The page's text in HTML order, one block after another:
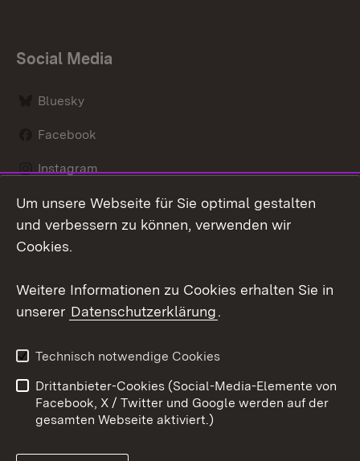
Social Media
Bluesky
Facebook
Instagram
LinkedIn
Datenschutz
Barrierefreiheit
Impressum
Cookies
Um unsere Webseite für Sie optimal gestalten
und verbessern zu können, verwenden wir
Cookies.
Weitere Informationen zu Cookies erhalten Sie in
unserer Datenschutzerklärung.
Technisch notwendige Cookies
Drittanbieter-Cookies (Social-Media-Elemente von
Facebook, X / Twitter und Google werden auf der
gesamten Webseite aktiviert.)